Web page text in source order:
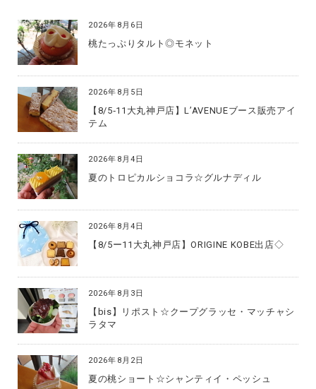
桃たっぷりタルト◎モネット
2026年8月6日
【8/5‐11大丸神戸店】L’AVENUEブース販売アイ
テム
2026年8月5日
夏のトロピカルショコラ☆グルナディル
2026年8月4日
【8/5ー11大丸神戸店】ORIGINE KOBE出店◇
2026年8月4日
【bis】リポスト☆クープグラッセ・マッチャシ
ラタマ
2026年8月3日
夏の桃ショート☆シャンティイ・ペッシュ
2026年8月2日